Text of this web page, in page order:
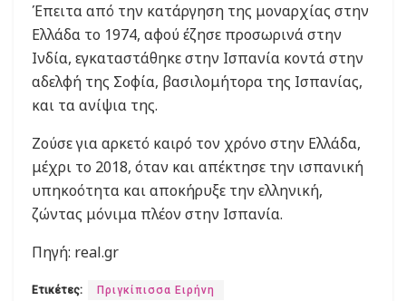
Έπειτα από την κατάργηση της μοναρχίας στην
Ελλάδα το 1974, αφού έζησε προσωρινά στην
Ινδία, εγκαταστάθηκε στην Ισπανία κοντά στην
αδελφή της Σοφία, βασιλομήτορα της Ισπανίας,
και τα ανίψια της.
Ζούσε για αρκετό καιρό τον χρόνο στην Ελλάδα,
μέχρι το 2018, όταν και απέκτησε την ισπανική
υπηκοότητα και αποκήρυξε την ελληνική,
ζώντας μόνιμα πλέον στην Ισπανία.
Πηγή: real.gr
Ετικέτες: Πριγκίπισσα Ειρήνη